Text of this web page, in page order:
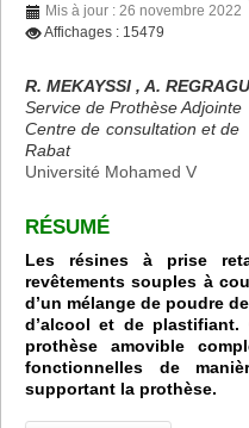
Mis à jour : 26 novembre 2022
Affichages : 15479
R. MEKAYSSI , A.
Service de Prothèse Adjointe
Centre de consultation et de
Rabat
Université Mohamed V
RÉSUMÉ
Les résines à prise
revêtements souples à
d’un mélange de poudre
d’alcool et de
prothèse amovible
fonctionnelles de
supportant la prothèse.